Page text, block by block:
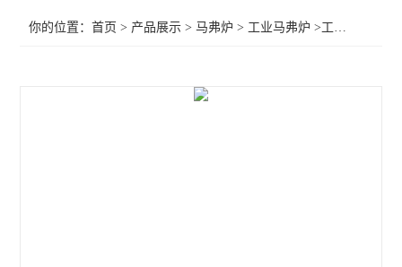
你的位置：首页 > 产品展示 >马弗炉 > 工业马弗炉 >工业焙烧炉排胶炉